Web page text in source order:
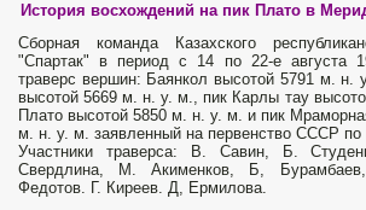
История восхождений на пик Плато в
Сборная команда Казахского
"Спартак" в период с 14 по 22-е августа
траверс вершин: Баянкол высотой 5791 м. н.
высотой 5669 м. н. у. м., пик Карлы тау
Плато высотой 5850 м. н. у. м. и пик
м. н. у. м. заявленный на первенство СССР по
Участники траверса: В. Савин, Б.
Свердлина, М. Акименков, Б,
Федотов. Г. Киреев. Д, Ермилова.